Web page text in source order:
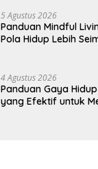
5 Agustus 2026
Panduan Mindful
Pola Hidup Lebih
4 Agustus 2026
Panduan Gaya
yang Efektif untuk